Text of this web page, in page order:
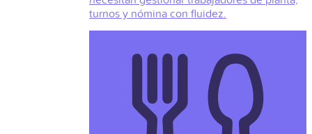
turnos y nómina con fluidez.